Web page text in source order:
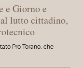
e Giorno e
lutto cittadino,
Pro Torano, che